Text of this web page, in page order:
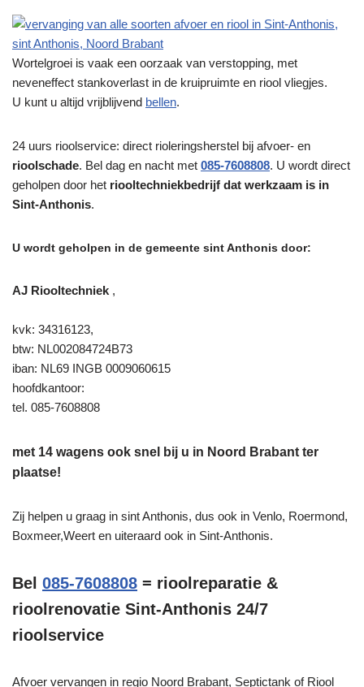
Wortelgroei is vaak een oorzaak van verstopping, met
neveneffect stankoverlast in de kruipruimte en riool vliegjes.
U kunt u altijd vrijblijvend bellen.
24 uurs rioolservice: direct rioleringsherstel bij afvoer- en
rioolschade. Bel dag en nacht met 085-7608808. U wordt direct
geholpen door het riooltechniekbedrijf dat werkzaam is in
Sint-Anthonis.
U wordt geholpen in de gemeente sint Anthonis door:
AJ Riooltechniek ,
kvk: 34316123,
btw: NL002084724B73
iban: NL69 INGB 0009060615
hoofdkantoor:
tel. 085-7608808
met 14 wagens ook snel bij u in Noord Brabant ter
plaatse!
Zij helpen u graag in sint Anthonis, dus ook in Venlo, Roermond,
Boxmeer,Weert en uiteraard ook in Sint-Anthonis.
Bel 085-7608808 = rioolreparatie &
rioolrenovatie Sint-Anthonis 24/7
rioolservice
Afvoer vervangen in regio Noord Brabant, Septictank of Riool